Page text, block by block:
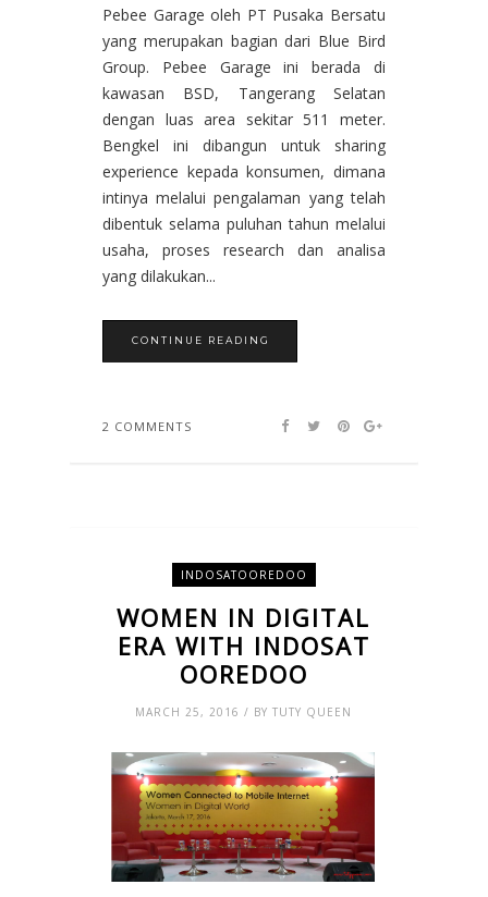
Pebee Garage oleh PT Pusaka Bersatu
yang merupakan bagian dari Blue Bird
Group. Pebee Garage ini berada di
kawasan BSD, Tangerang Selatan
dengan luas area sekitar 511 meter.
Bengkel ini dibangun untuk sharing
experience kepada konsumen, dimana
intinya melalui pengalaman yang telah
dibentuk selama puluhan tahun melalui
usaha, proses research dan analisa
yang dilakukan...
CONTINUE READING
2 COMMENTS
INDOSATOOREDOO
WOMEN IN DIGITAL
ERA WITH INDOSAT
OOREDOO
MARCH 25, 2016 / BY TUTY QUEEN